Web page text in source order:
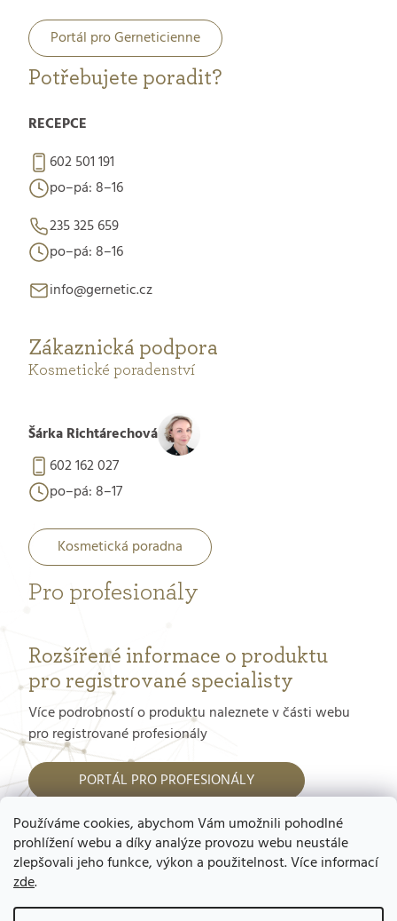
Používáme cookies, abychom Vám umožnili pohodlné
prohlížení webu a díky analýze provozu webu neustále
zlepšovali jeho funkce, výkon a použitelnost. Více informací
zde.
Portál pro Gerneticienne
Potřebujete poradit?
RECEPCE
602 501 191
po–pá: 8–16
235 325 659
po–pá: 8–16
info@gernetic.cz
Zákaznická podpora
Kosmetické poradenství
Šárka Richtárechová
602 162 027
po–pá: 8–17
Kosmetická poradna
Pro profesionály
Rozšířené informace o produktu
pro registrované specialisty
Více podrobností o produktu naleznete v části webu
pro registrované profesionály
PORTÁL PRO PROFESIONÁLY
Jak dostat přístup do tohoto portálu?